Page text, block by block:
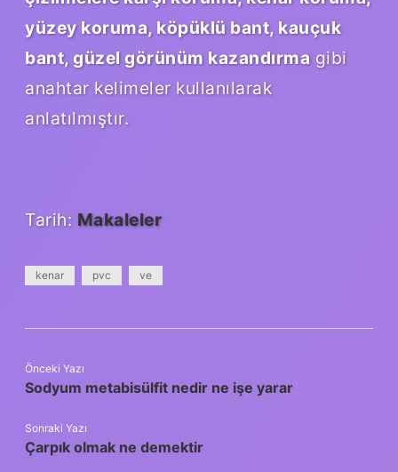
yüzey koruma, köpüklü bant, kauçuk
bant, güzel görünüm kazandırmagibi
anahtar kelimeler kullanılarak
anlatılmıştır.
Tarih: Makaleler
kenar pvc ve
Önceki Yazı
Sodyum metabisülfit nedir ne işe yarar
Sonraki Yazı
Çarpık olmak ne demektir